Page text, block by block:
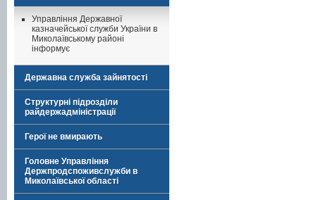
Управління Державної
казначейської служби України в
Миколаївському районі
інформує
Державна служба зайнятості
Структурні підрозділи
райдержадміністрації
Герої не вмирають
Головне Управління
Держпродспоживслужби в
Миколаївської області